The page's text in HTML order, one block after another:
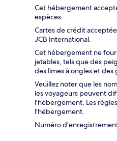
Cet hébergement
espèces.
Cartes de crédit
JCB International.
Cet hébergement ne
jetables, tels que des
des limes à ongles et des
Veuillez noter que les
les voyageurs peuvent
l'hébergement. Les
l'hébergement.
Numéro